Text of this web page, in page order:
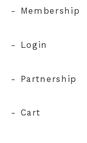
- Membership
- Login
- Partnership
- Cart